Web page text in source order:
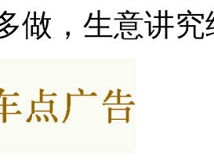
做，生意讲